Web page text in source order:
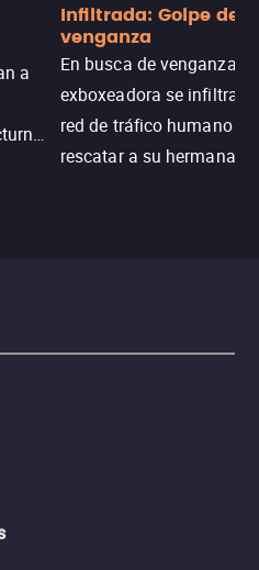
a
Infiltrada: Golpe de
venganza
En busca de venganza,
exboxeadora se infiltra
red de tráfico humano
rescatar a su hermana